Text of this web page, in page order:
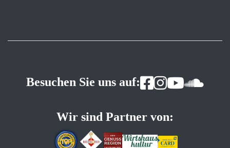
Besuchen Sie uns auf:
Wir sind Partner von: